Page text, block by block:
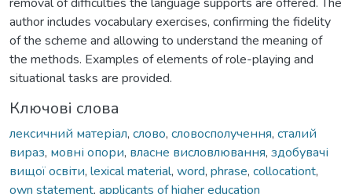
author includes vocabulary exercises, confirming the fidelity
of the scheme and allowing to understand the meaning of
the methods. Examples of elements of role-playing and
situational tasks are provided.
Ключові слова
лексичний матеріал, слово, словосполучення, сталий
вираз, мовні опори, власне висловлювання, здобувачі
вищої освіти, lexical material, word, phrase, collocationt,
own statement, applicants of higher education